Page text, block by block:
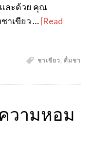
ละด้วย คุณ
าเขียว …[Read
ชาเขียว, ดื่มชา
วามหอม